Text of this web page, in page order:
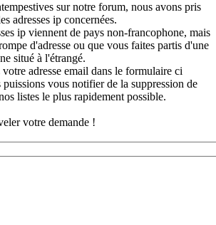
sur notre forum, nous avons pris
adresses ip concernées.
ip viennent de pays non-francophone, mais
d'adresse ou que vous faites partis d'une
situé à l'étrangé.
adresse email dans le formulaire ci
puissions vous notifier de la suppression de
listes le plus rapidement possible.
votre demande !